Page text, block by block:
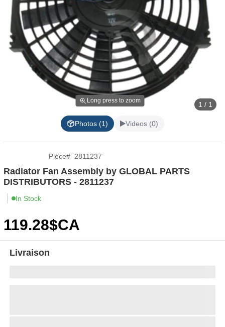
Long press to zoom 1 / 1
Photos (1) Videos (0)
Pièce# 2811237
Radiator Fan Assembly by GLOBAL PARTS
DISTRIBUTORS - 2811237
In Stock
119.28$CA
Livraison